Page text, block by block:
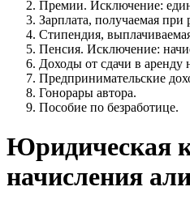
Премии. Исключение:
Зарплата, получаемая при
Стипендия,
Пенсия. Исключение:
Доходы от сдачи в аренду
Предпринимательские
Гонорары автора.
Пособие по безработице.
Юридическая
начисления